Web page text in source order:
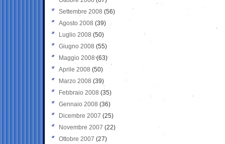
Settembre 2008 (56)
Agosto 2008 (39)
Luglio 2008 (50)
Giugno 2008 (55)
Maggio 2008(63)
Aprile 2008 (50)
Marzo 2008 (39)
Febbraio 2008 (35)
Gennaio 2008 (36)
Dicembre 2007 (25)
Novembre 2007 (22)
Ottobre 2007 (27)